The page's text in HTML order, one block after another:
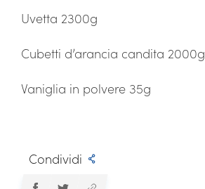
Uvetta 2300g
Cubetti d’arancia candita 2000g
Vaniglia in polvere 35g
Condividi